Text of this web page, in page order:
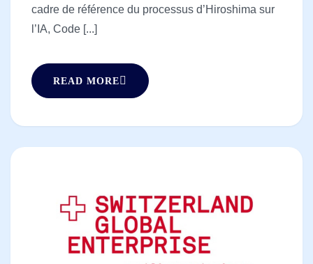
cadre de référence du processus d’Hiroshima sur
l’IA, Code [...]
READ MORE